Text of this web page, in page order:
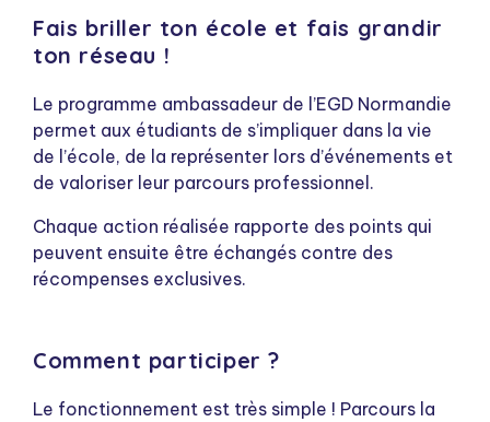
Fais briller ton école et fais grandir
ton réseau !
Le programme ambassadeur de l’EGD Normandie
permet aux étudiants de s’impliquer dans la vie
de l’école, de la représenter lors d’événements et
de valoriser leur parcours professionnel.
Chaque action réalisée rapporte des points qui
peuvent ensuite être échangés contre des
récompenses exclusives.
Comment participer ?
Le fonctionnement est très simple ! Parcours la